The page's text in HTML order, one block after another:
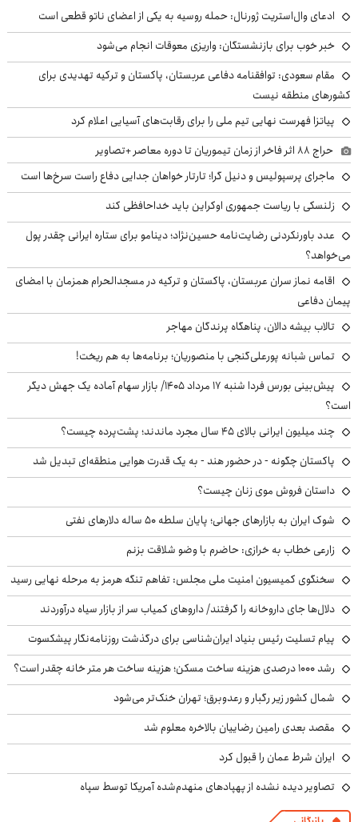
ادعای وال‌استریت ژورنال: حمله روسیه به یکی از اعضای ناتو قطعی است
خبر خوب برای بازنشستگان: واریزی معوقات انجام می‌شود
مقام سعودی: توافقنامه دفاعی عربستان، پاکستان و ترکیه تهدیدی برای
کشورهای منطقه نیست
پیاتزا فهرست نهایی تیم ملی را برای رقابت‌های آسیایی اعلام کرد
حراج ۸۸ اثر فاخر از زمان تیموریان تا دوره معاصر +تصاویر
ماجرای پرسپولیس و دنیل گرا؛ تارتار خواهان جدایی دفاع راست سرخ‌ها است
زلنسکی با ریاست جمهوری اوکراین باید خداحافظی کند
عدد باورنکردنی رضایت‌نامه حسین‌نژاد؛ دینامو برای ستاره ایرانی چقدر پول
می‌خواهد؟
اقامه نماز سران عربستان، پاکستان و ترکیه در مسجدالحرام همزمان با امضای
پیمان دفاعی
تالاب بیشه دالان، پناهگاه پرندگان مهاجر
تماس شبانه پورعلی‌گنجی با منصوریان؛ برنامه‌ها به هم ریخت!
پیش‌بینی بورس فردا شنبه ۱۷ مرداد ۱۴۰۵/ بازار سهام آماده یک جهش دیگر
است؟
چند میلیون ایرانی بالای ۴۵ سال مجرد ماندند؛ پشت‌پرده چیست؟
پاکستان چگونه - در حضور هند - به یک قدرت هوایی منطقه‌ای تبدیل شد
داستان فروش موی زنان چیست؟
شوک ایران به بازارهای جهانی؛ پایان سلطه ۵۰ ساله دلارهای نفتی
زارعی خطاب به خرازی: حاضرم با وضو شلاقت بزنم
سخنگوی کمیسیون امنیت ملی مجلس: تفاهم تنگه هرمز به مرحله نهایی رسید
دلال‌ها جای داروخانه را گرفتند/ داروهای کمیاب سر از بازار سیاه درآوردند
پیام تسلیت رئیس بنیاد ایران‌شناسی برای درگذشت روزنامه‌نگار پیشکسوت
رشد ۱۰۰۰ درصدی هزینه ساخت مسکن؛ هزینه ساخت هر متر خانه چقدر است؟
شمال کشور زیر رگبار و رعدوبرق؛ تهران خنک‌تر می‌شود
مقصد بعدی رامین رضاییان بالاخره معلوم شد
ایران شرط عمان را قبول کرد
تصاویر دیده نشده از پهپادهای منهدم‌شده آمریکا توسط سپاه